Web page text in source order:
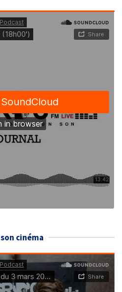
cinéma